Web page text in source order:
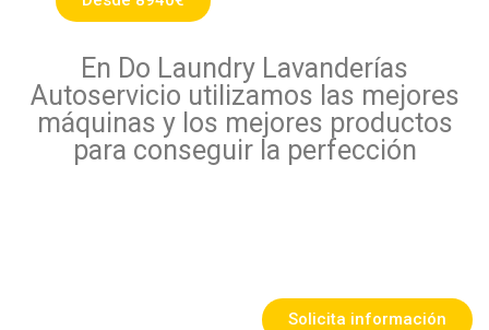
En Do Laundry Lavanderías
Autoservicio utilizamos las mejores
máquinas y los mejores productos
para conseguir la perfección
Solicita información